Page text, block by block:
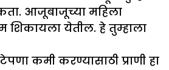
आजूबाजूच्या महिला
येतील. हे तुम्हाला
कमी करण्यासाठी प्राणी हा